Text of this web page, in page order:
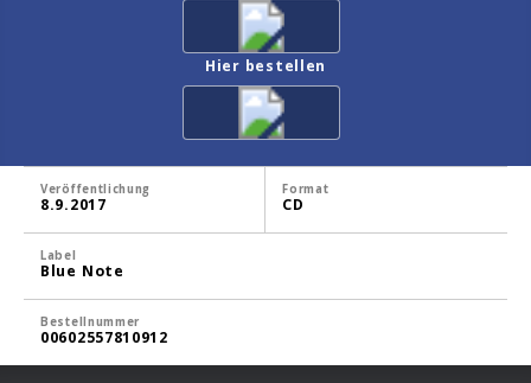
Hier bestellen
Veröffentlichung
8.9.2017
Format
CD
Label
Blue Note
Bestellnummer
00602557810912